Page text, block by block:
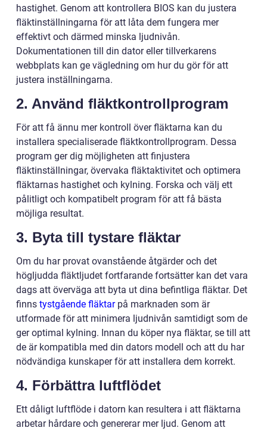
hastighet. Genom att kontrollera BIOS kan du justera
fläktinställningarna för att låta dem fungera mer
effektivt och därmed minska ljudnivån.
Dokumentationen till din dator eller tillverkarens
webbplats kan ge vägledning om hur du gör för att
justera inställningarna.
2. Använd fläktkontrollprogram
För att få ännu mer kontroll över fläktarna kan du
installera specialiserade fläktkontrollprogram. Dessa
program ger dig möjligheten att finjustera
fläktinställningar, övervaka fläktaktivitet och optimera
fläktarnas hastighet och kylning. Forska och välj ett
pålitligt och kompatibelt program för att få bästa
möjliga resultat.
3. Byta till tystare fläktar
Om du har provat ovanstående åtgärder och det
högljudda fläktljudet fortfarande fortsätter kan det vara
dags att överväga att byta ut dina befintliga fläktar. Det
finns tystgående fläktarpå marknaden som är
utformade för att minimera ljudnivån samtidigt som de
ger optimal kylning. Innan du köper nya fläktar, se till att
de är kompatibla med din dators modell och att du har
nödvändiga kunskaper för att installera dem korrekt.
4. Förbättra luftflödet
Ett dåligt luftflöde i datorn kan resultera i att fläktarna
arbetar hårdare och genererar mer ljud. Genom att